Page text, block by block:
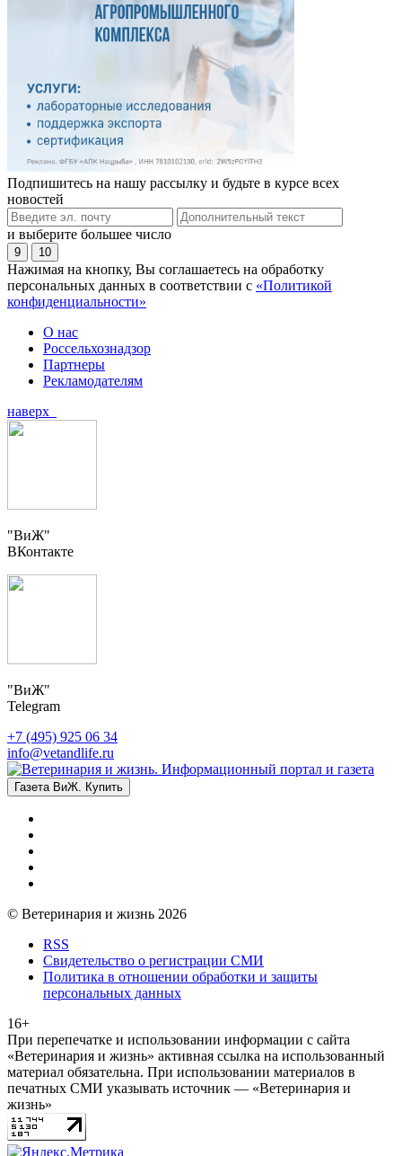
Подпишитесь на нашу рассылку и будьте в курсе всех
новостей
и выберите большее число
9 10
Нажимая на кнопку, Вы соглашаетесь на обработку
персональных данных в соответствии с «Политикой
конфиденциальности»
О нас
Россельхознадзор
Партнеры
Рекламодателям
наверх
"ВиЖ"
ВКонтакте
"ВиЖ"
Telegram
+7 (495) 925 06 34
info@vetandlife.ru
Газета ВиЖ. Купить
© Ветеринария и жизнь 2026
RSS
Свидетельство о регистрации СМИ
Политика в отношении обработки и защиты
персональных данных
16+
При перепечатке и использовании информации с сайта
«Ветеринария и жизнь» активная ссылка на использованный
материал обязательна. При использовании материалов в
печатных СМИ указывать источник — «Ветеринария и
жизнь»